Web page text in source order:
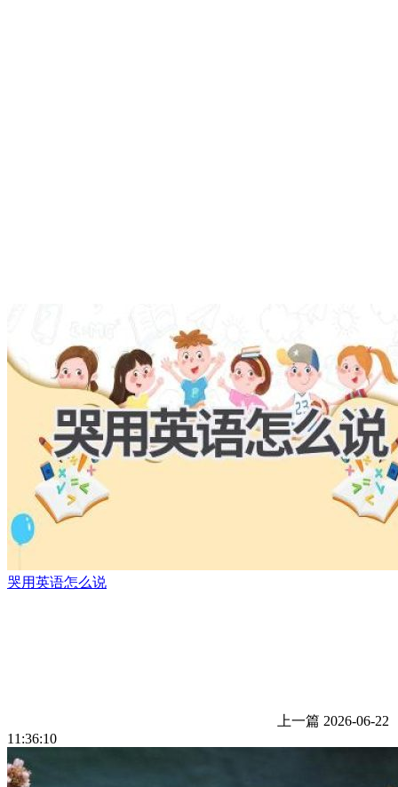
哭用英语怎么说
上一篇 2026-06-22
11:36:10